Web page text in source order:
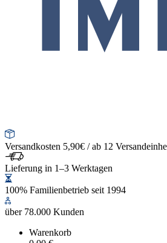
Versandkosten 5,90€ / ab 12
Lieferung in 1–3 Werktagen
100% Familienbetrieb seit 1994
über 78.000 Kunden
Warenkorb